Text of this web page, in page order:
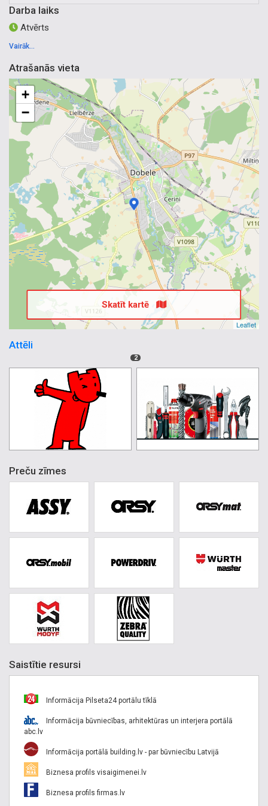
krāsas, ugunsdrošie blīvējumi, pretuguns aizsargpārklājumi.
WALRAVEN.
Darba laiks
Atvērts
Vairāk...
Atrašanās vieta
+
−
Leaflet
Skatīt kartē
Attēli
2
Preču zīmes
Saistītie resursi
Informācija Pilseta24 portālu tīklā
Informācija būvniecības, arhitektūras un interjera portālā
abc.lv
Informācija portālā building.lv - par būvniecību Latvijā
Biznesa profils visaigimenei.lv
Biznesa profils firmas.lv